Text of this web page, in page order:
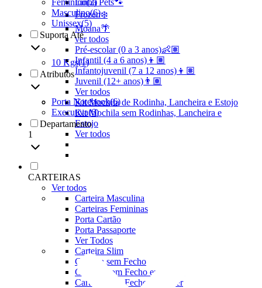
Frozen❄️
Moana🌴
ver todos
Pré-escolar (0 a 3 anos)👶🏽
Infantil (4 a 6 anos)👦🏽
Infantojuvenil (7 a 12 anos)👦🏽
Juvenil (12+ anos)👨🏽
Ver todos
Kit Mochila de Rodinha, Lancheira e Estojo
Kit Mochila sem Rodinhas, Lancheira e
Estojo
Ver todos
CARTEIRAS
Ver todos
Carteira Masculina
Carteiras Femininas
Porta Cartão
Porta Passaporte
Ver Todos
Carteira Slim
Carteira sem Fecho
Carteira com Fecho em Botão
Carteira com Fecho em Zíper
Masculino(6)
Unissex(5)
Suporta Até
10 Kgs(1)
Atributos
Porta Notebook(6)
Executiva(6)
Departamento
1